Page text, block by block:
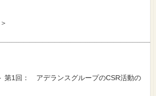
第1回： アデランスグループのCSR活動の